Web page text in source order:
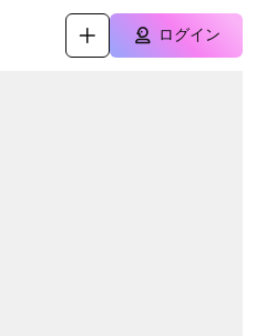
ログイン